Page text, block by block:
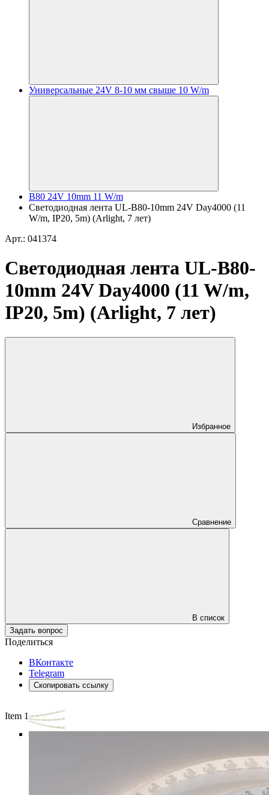
Универсальные 24V 8-10 мм свыше 10 W/m
B80 24V 10mm 11 W/m
Светодиодная лента UL-B80-10mm 24V Day4000 (11
W/m, IP20, 5m) (Arlight, 7 лет)
Арт.: 041374
Светодиодная лента UL-B80-
10mm 24V Day4000 (11 W/m,
IP20, 5m) (Arlight, 7 лет)
Избранное
Сравнение
В список
Задать вопрос
Поделиться
ВКонтакте
Telegram
Скопировать ссылку
Item 1 of 3